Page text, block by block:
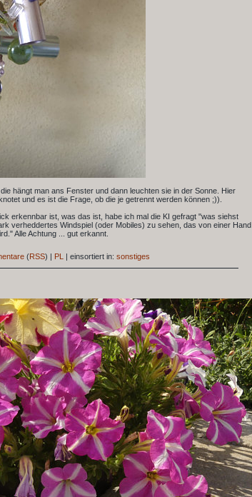
hängt man ans Fenster und dann leuchten sie in der Sonne. Hier
und es ist die Frage, ob die je getrennt werden können ;)).
erkennbar ist, was das ist, habe ich mal die KI gefragt "was siehst
verheddertes Windspiel (oder Mobiles) zu sehen, das von einer Hand
Alle Achtung ... gut erkannt.
(RSS) | PL | einsortiert in: sonstiges